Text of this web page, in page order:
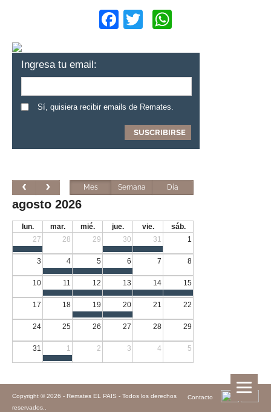
Facebook
Twitter
Ingresa tu email:
Sí, quisiera recibir emails de Remates.
Mes Semana Día
agosto 2026
lun. mar. mié. jue. vie.
sáb.
27
28 29 30 31 1
3 4 5 6 7 8
10 11 12 13 14 15
17 18 19 20 21 22
24 25 26 27 28 29
31 1 2 3 4 5
Contacto
Copyright © 2026 - Remates EL PAIS - Todos los derechos
reservados.